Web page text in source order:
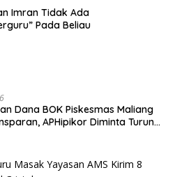
Imran Tidak Ada
Pada Beliau
Dana BOK Piskesmas Maliang
APHipikor Diminta Turun